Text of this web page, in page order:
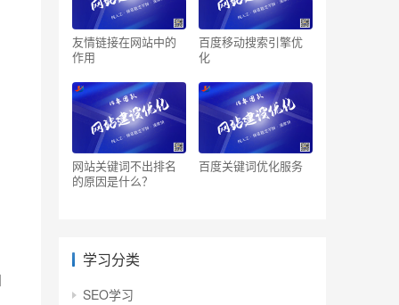
友情链接在网站中的
作用
百度移动搜索引擎优
化
网站关键词不出排名
的原因是什么？
百度关键词优化服务
学习分类
SEO学习